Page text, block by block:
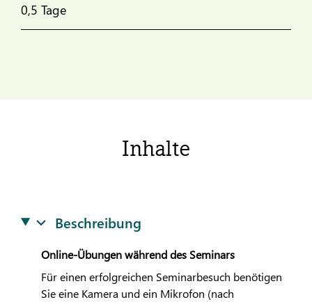
0,5 Tage
Inhalte
Beschreibung
Online-Übungen während des Seminars
Für einen erfolgreichen Seminarbesuch benötigen
Sie eine Kamera und ein Mikrofon (nach